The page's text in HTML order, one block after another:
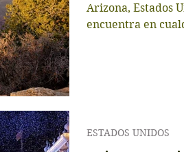
Arizona, Estados
encuentra en
ESTADOS UNIDOS